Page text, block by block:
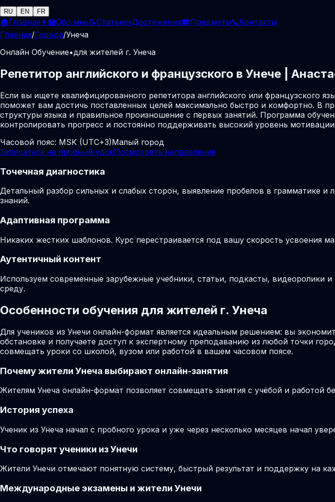
RU EN FR
🏠Главная 👩‍🏫Обо мне📝Статьи📜Достижения🎓Предметы📞Контакты
Главная/Города/Унеча
Онлайн Обучение•для жителей г. Унеча
Репетитор английского и французского в Унече |
Если вы ищете квалифицированного репетитора английского или французского
поможет вам достичь поставленных целей максимально быстро и комфортно. В
структуры языка и правильное произношение с первых занятий. Программа
контролировать прогресс и постоянно поддерживать высокий уровень
Часовой пояс: MSK (UTC+3)Малый город
Записаться на пробный урокПосмотреть направления
Точечная диагностика
Детальный разбор сильных и слабых сторон, выявление пробелов в грамматике
знаний.
Адаптивная программа
Никаких жестких шаблонов. Курс перестраивается под вашу скорость усвоения
Аутентичный контент
Используем современные зарубежные учебники, статьи, подкасты,
среду.
Особенности обучения для жителей г. Унеча
Для учеников из Унечи онлайн-формат является идеальным решением: вы
обстановке и получаете доступ к экспертному преподаванию из любой точки
совмещать уроки со школой, вузом или работой в вашем часовом поясе.
Почему жители Унеча выбирают онлайн-занятия
Жителям Унеча онлайн-формат позволяет совмещать занятия с учёбой и работой
История успеха
Ученик из Унеча начал с пробного урока и уже через несколько месяцев начал
Что говорят ученики из Унечи
Жители Унечи отмечают понятную систему, быстрый результат и поддержку на
Международные экзамены и жители Унечи